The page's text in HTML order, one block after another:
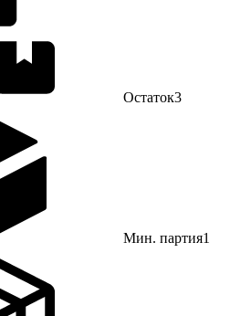
Остаток3
Мин. партия1